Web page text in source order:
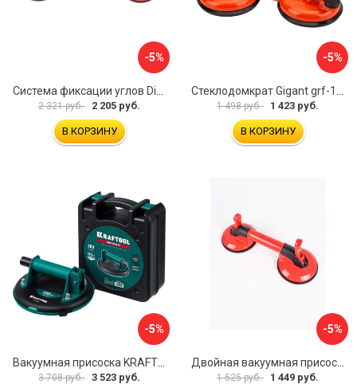
-5%
2 321 руб. 2 205 руб.
В КОРЗИНУ
-5%
1 498 руб. 1 423 руб.
В КОРЗИНУ
-5%
3 708 руб. 3 523 руб.
-5%
1 525 руб. 1 449 руб.